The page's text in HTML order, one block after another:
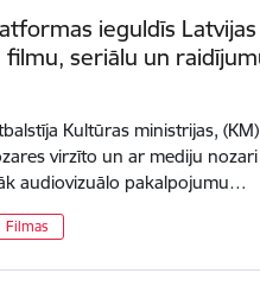
ieguldīs
seriālu un
Kultūras ministrijas,
virzīto un ar mediju
audiovizuālo pakalpojumu…
Filmas